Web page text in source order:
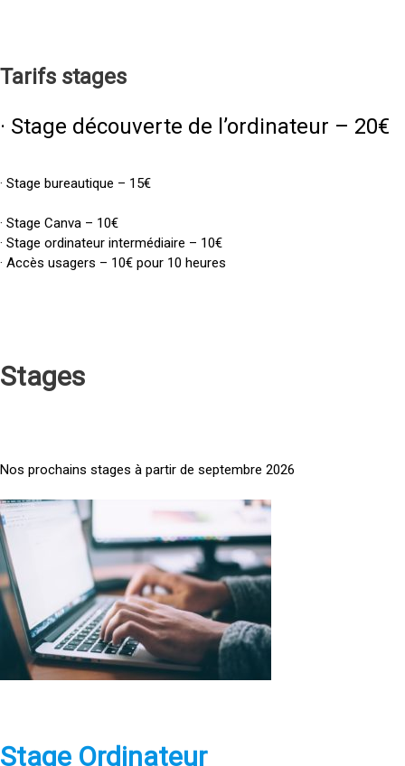
Tarifs stages
· Stage découverte de l’ordinateur – 20€
· Stage bureautique – 15€
· Stage Canva – 10€
· Stage ordinateur intermédiaire – 10€
· Accès usagers – 10€ pour 10 heures
Stages
Nos prochains stages à partir de septembre 2026
<
a
h
e
f
pStage Ordinateur